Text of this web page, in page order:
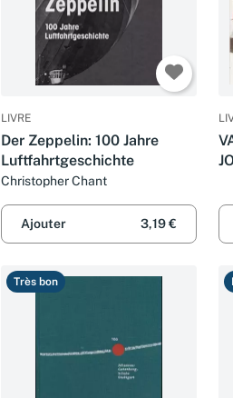
LIVRE
Der Zeppelin: 100 Jahre
Luftfahrtgeschichte
Christopher Chant
Ajouter 3,19 €
Très bon